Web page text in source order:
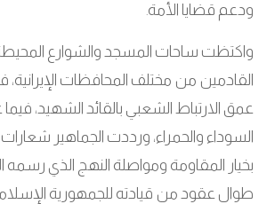
ودعم قضايا الأمة
واكتظت ساحات المسجد والشوارع
القادمين من مختلف المحافظات
عمق الارتباط الشعبي بالقائد الشهيد، فيما
السوداء والحمراء، ورددت الجماهير
بخيار المقاومة ومواصلة النهج الذي رسمه
طوال عقود من قيادته للجمهورية